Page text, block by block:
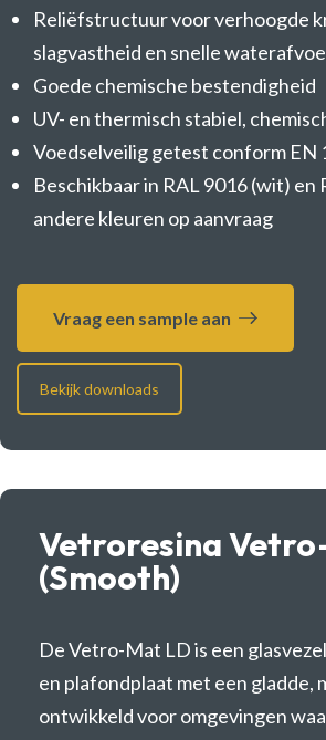
Reliëfstructuur voor verhoogde
slagvastheid en snelle
Goede chemische bestendigheid
UV- en thermisch stabiel,
Voedselveilig getest conform EN
Beschikbaar in RAL 9016 (wit) en
andere kleuren op aanvraag
Vraag een sample aan
Bekijk downloads
Vetroresina
(Smooth)
De Vetro-Mat LD is een
en plafondplaat met een gladde,
ontwikkeld voor omgevingen